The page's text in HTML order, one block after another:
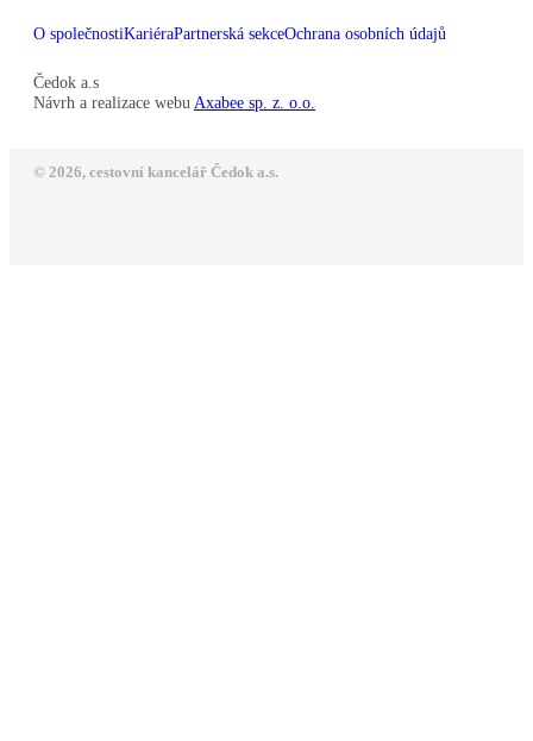
O společnostiKariéraPartnerská sekceOchrana osobních údajů
Čedok a.s
Návrh a realizace webu Axabee sp. z. o.o.
© 2026, cestovní kancelář Čedok a.s.